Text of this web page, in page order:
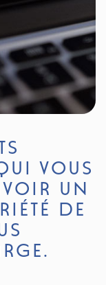
VOUS
UN
DE